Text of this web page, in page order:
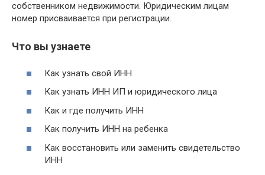
собственником недвижимости. Юридическим лицам
номер присваивается при регистрации.
Что вы узнаете
Как узнать свой ИНН
Как узнать ИНН ИП и юридического лица
Как и где получить ИНН
Как получить ИНН на ребенка
Как восстановить или заменить свидетельство
ИНН